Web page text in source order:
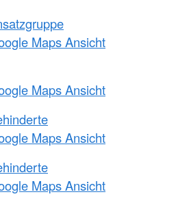
Maps Ansicht
Maps Ansicht
Maps Ansicht
Maps Ansicht